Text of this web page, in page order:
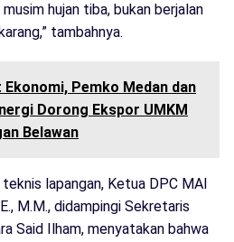
hujan tiba, bukan berjalan
tambahnya.
Ekonomi, Pemko Medan dan
Dorong Ekspor UMKM
Belawan
lapangan, Ketua DPC MAI
M.M., didampingi Sekretaris
Said Ilham, menyatakan bahwa